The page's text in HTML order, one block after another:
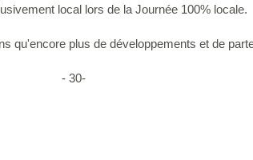
local lors de la Journée 100% locale.
qu'encore plus de développements et de
- 30-